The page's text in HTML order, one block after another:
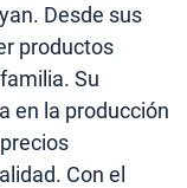
Desde sus
productos
Su
en la producción
Con el